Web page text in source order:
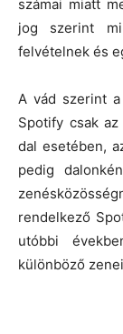
számai miatt
jog szerint
felvételnek és
A vád szerint
Spotify csak
dal esetében,
pedig
rendelkező
utóbbi
különböző